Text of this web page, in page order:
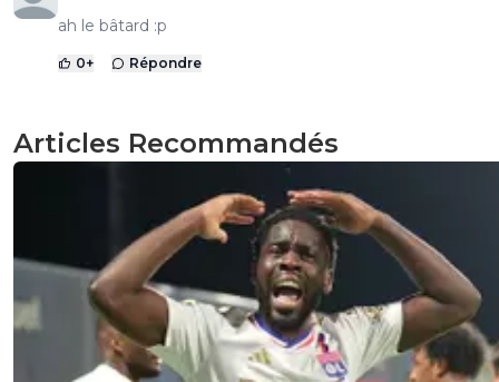
ah le bâtard :p
0+ Répondre
Articles Recommandés